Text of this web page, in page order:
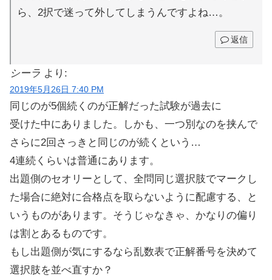
ら、2択で迷って外してしまうんですよね…。
返信
シーラ より:
2019年5月26日 7:40 PM
同じのが5個続くのが正解だった試験が過去に
受けた中にありました。しかも、一つ別なのを挟んで
さらに2回さっきと同じのが続くという…
4連続くらいは普通にあります。
出題側のセオリーとして、全問同じ選択肢でマークし
た場合に絶対に合格点を取らないように配慮する、と
いうものがあります。そうじゃなきゃ、かなりの偏り
は割とあるものです。
もし出題側が気にするなら乱数表で正解番号を決めて
選択肢を並べ直すか？